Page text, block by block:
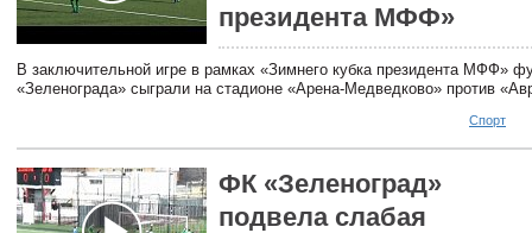
президента МФФ»
В заключительной игре в рамках «Зимнего кубка президента МФФ»
«Зеленограда» сыграли на стадионе «Арена-Медведково» против
Спорт
ФК «Зеленоград»
подвела слабая